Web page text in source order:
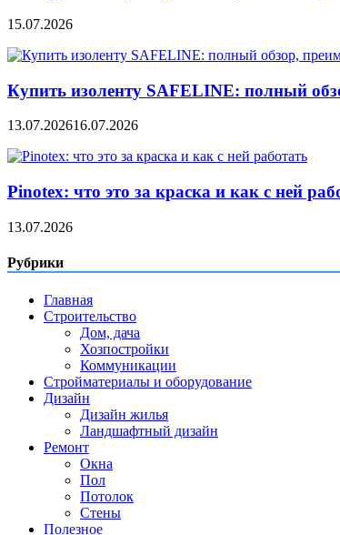
15.07.2026
Купить изоленту SAFELINE: полный
13.07.202616.07.2026
Pinotex: что это за краска и как с ней
13.07.2026
Рубрики
Главная
Строительство
Дом, дача
Хозпостройки
Коммуникации
Стройматериалы и оборудование
Дизайн
Дизайн жилья
Ландшафтный дизайн
Ремонт
Окна
Пол
Потолок
Стены
Полезное